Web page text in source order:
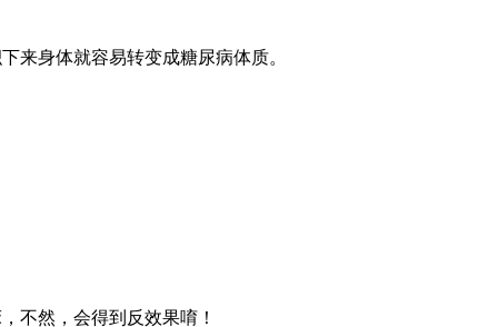
来身体就容易转变成糖尿病体质。
不然，会得到反效果唷！